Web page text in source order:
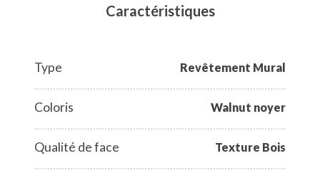
Caractéristiques
Type Revêtement Mural
Coloris Walnut noyer
Qualité de face Texture Bois